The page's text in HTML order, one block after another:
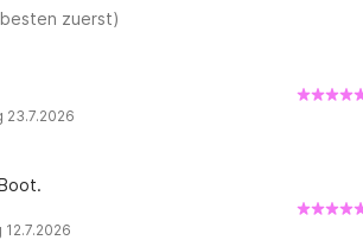
zuerst)
23.7.2026